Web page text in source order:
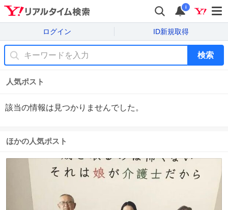
i
ログイン ID新規取得
検索
人気ポスト
該当の情報は見つかりませんでした。
ほかの人気ポスト